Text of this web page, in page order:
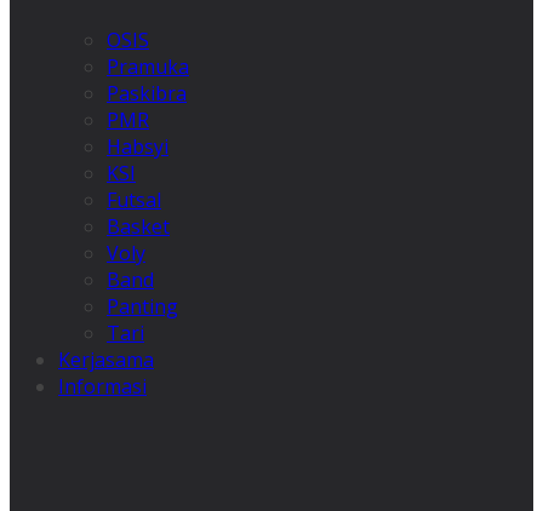
OSIS
Pramuka
Paskibra
PMR
Habsyi
KSI
Futsal
Basket
Voly
Band
Panting
Tari
Kerjasama
Informasi